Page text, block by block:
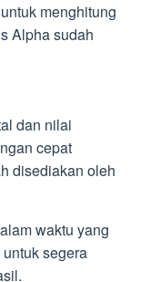
menghitung
Alpha sudah
dan nilai
cepat
disediakan oleh
waktu yang
segera